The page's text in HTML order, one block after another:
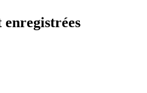
enregistrées